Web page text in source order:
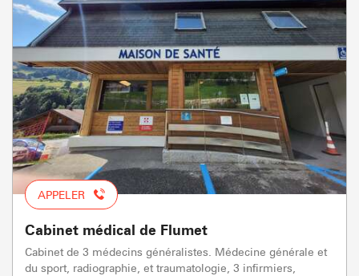
APPELER
Cabinet médical de Flumet
Cabinet de 3 médecins généralistes. Médecine générale et
du sport, radiographie, et traumatologie, 3 infirmiers,